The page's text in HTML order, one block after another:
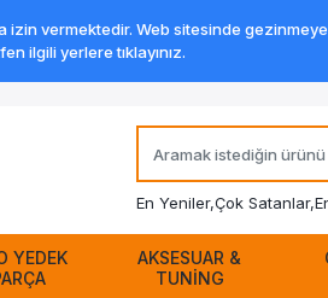
En Yeniler,Çok Satanlar,
YEDEK
AKSESUAR &
TUNİNG
vermektedir. Web sitesinde gezinmeye
ilgili yerlere tıklayınız.